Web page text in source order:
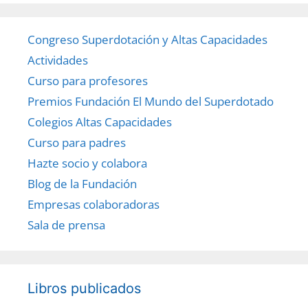
Congreso Superdotación y Altas Capacidades
Actividades
Curso para profesores
Premios Fundación El Mundo del Superdotado
Colegios Altas Capacidades
Curso para padres
Hazte socio y colabora
Blog de la Fundación
Empresas colaboradoras
Sala de prensa
Libros publicados